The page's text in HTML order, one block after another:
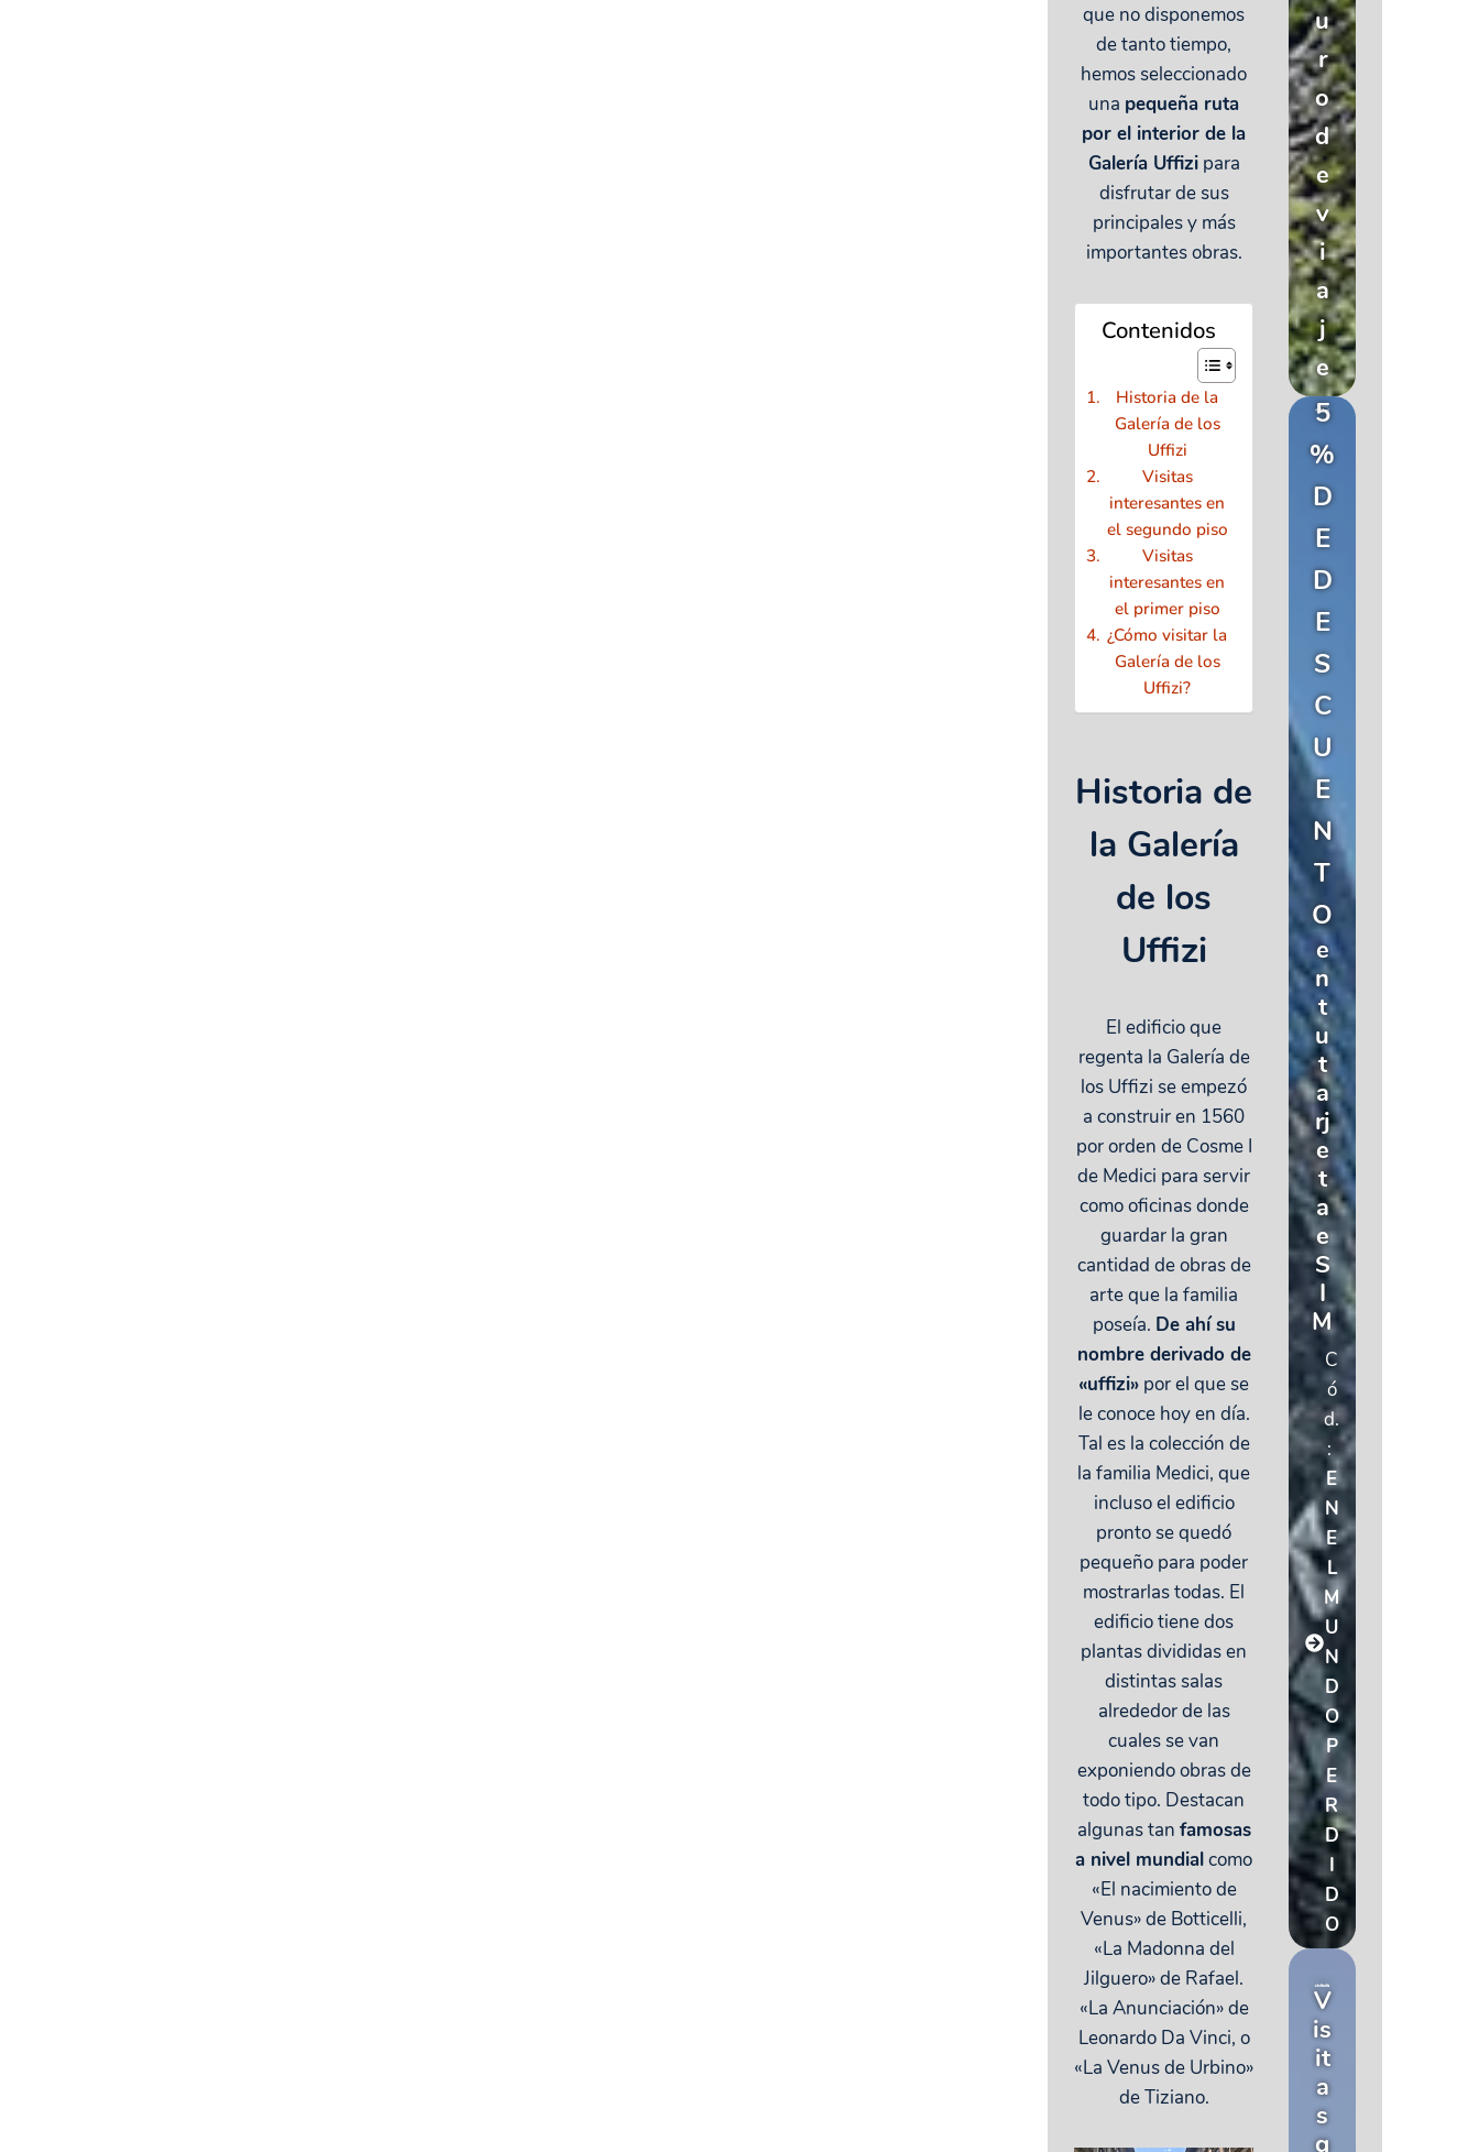
que no disponemos
de tanto tiempo,
hemos seleccionado
una pequeña ruta
por el interior de la
Galería Uffizipara
disfrutar de sus
principales y más
importantes obras.
Contenidos
Historia de la
Galería de los
Uffizi
Visitas
interesantes en
el segundo piso
Visitas
interesantes en
el primer piso
¿Cómo visitar la
Galería de los
Uffizi?
Historia de
la Galería
de los
Uffizi
El edificio que
regenta la Galería de
los Uffizi se empezó
a construir en 1560
por orden de Cosme I
de Medici para servir
como oficinas donde
guardar la gran
cantidad de obras de
arte que la familia
poseía. De ahí su
nombre derivado de
«uffizi» por el que se
le conoce hoy en día.
Tal es la colección de
la familia Medici, que
incluso el edificio
pronto se quedó
pequeño para poder
mostrarlas todas. El
edificio tiene dos
plantas divididas en
distintas salas
alrededor de las
cuales se van
exponiendo obras de
todo tipo. Destacan
algunas tan famosas
a nivel mundialcomo
«El nacimiento de
Venus» de Botticelli,
«La Madonna del
Jilguero» de Rafael.
«La Anunciación» de
Leonardo Da Vinci, o
«La Venus de Urbino»
de Tiziano.
u
r
o
d
e
v
i
a
j
e
5
%
D
E
D
E
S
C
U
E
N
T
O
e
n
t
u
t
a
rj
e
t
a
e
S
I
M
C
ó
d.
:
E
N
E
L
M
U
N
D
O
P
E
R
D
I
D
O
V
is
it
a
s
g